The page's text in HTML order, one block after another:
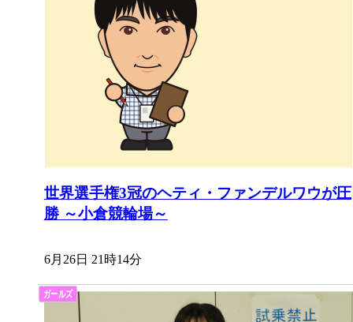
世界選手権3冠のヘティ・ファンデルワウが圧
勝 ～小倉競輪場～
6月26日 21時14分